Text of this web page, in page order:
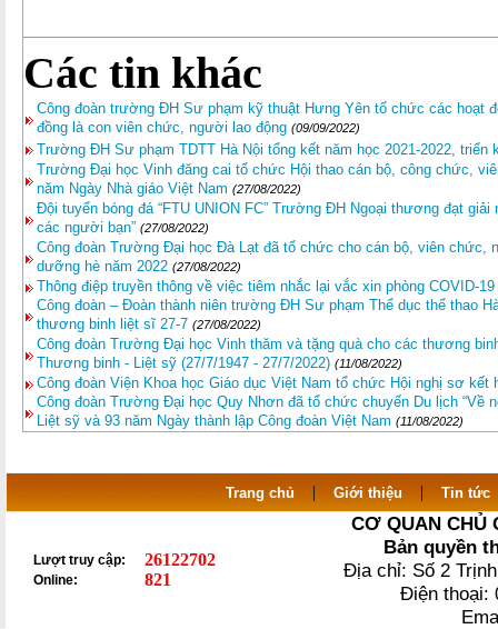
Các tin khác
Công đoàn trường ĐH Sư phạm kỹ thuật Hưng Yên tổ chức các hoạt
đồng là con viên chức, người lao động (09/09/2022)
Trường ĐH Sư phạm TDTT Hà Nội tổng kết năm học 2021-2022, triển
Trường Đại học Vinh đăng cai tổ chức Hội thao cán bộ, công chức,
năm Ngày Nhà giáo Việt Nam (27/08/2022)
Đội tuyển bóng đá “FTU UNION FC” Trường ĐH Ngoại thương đạt giải
các người bạn” (27/08/2022)
Công đoàn Trường Đại học Đà Lạt đã tổ chức cho cán bộ, viên chức,
dưỡng hè năm 2022 (27/08/2022)
Thông điệp truyền thông về việc tiêm nhắc lại vắc xin phòng COVID-
Công đoàn – Đoàn thành niên trường ĐH Sư phạm Thể dục thể thao
thương binh liệt sĩ 27-7 (27/08/2022)
Công đoàn Trường Đại học Vinh thăm và tặng quà cho các thương
Thương binh - Liệt sỹ (27/7/1947 - 27/7/2022) (11/08/2022)
Công đoàn Viện Khoa học Giáo dục Việt Nam tổ chức Hội nghị sơ kết
Công đoàn Trường Đại học Quy Nhơn đã tổ chức chuyến Du lịch “Về
Liệt sỹ và 93 năm Ngày thành lập Công đoàn Việt Nam (11/08/2022)
Trang chủ | Giới thiệu | Tin tức
Lượt truy cập: 26122702
Online: 821
CƠ QUAN CHỦ
Bản quyền
Địa chỉ: Số 2
Điện